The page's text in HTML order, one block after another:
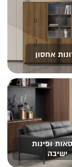
אחסון
ופינות
ישיבה